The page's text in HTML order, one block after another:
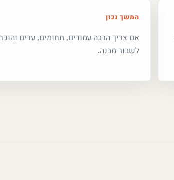
המשך נכון
אם צריך הרבה עמודים, תחומים, ערים
לשבור מבנה.